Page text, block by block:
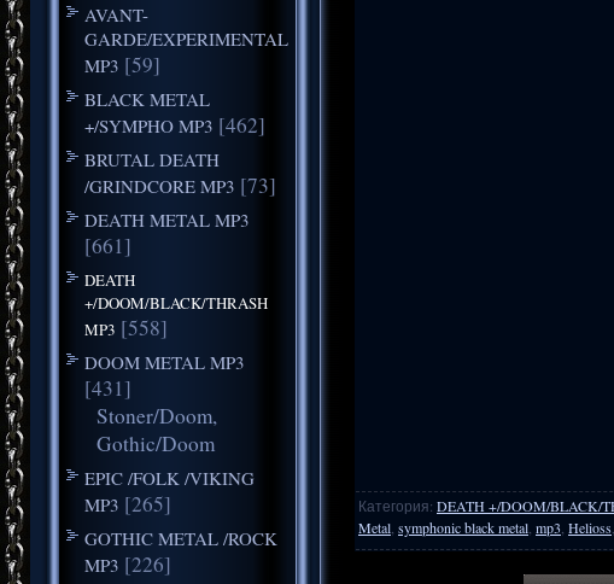
AVANT-
GARDE/EXPERIMENTAL
MP3 [59]
BLACK METAL
+/SYMPHO MP3 [462]
BRUTAL DEATH
/GRINDCORE MP3 [73]
DEATH METAL MP3
[661]
DEATH
+/DOOM/BLACK/THRASH
MP3 [558]
DOOM METAL MP3
[431]
Stoner/Doom,
Gothic/Doom
EPIC /FOLK /VIKING
MP3 [265]
GOTHIC METAL /ROCK
MP3 [226]
Категория: DEATH +/DOOM/BLACK/
Metal symphonic black metal mp3 Helioss